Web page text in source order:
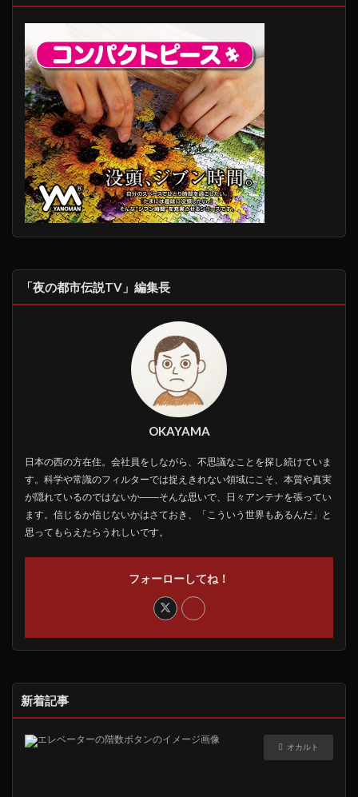
「夜の都市伝説TV」編集長
OKAYAMA
日本の西の方在住。会社員をしながら、不思議なことを探し続けていま
す。科学や常識のフィルターでは捉えきれない領域にこそ、本質や真実
が隠れているのではないか――そんな思いで、日々アンテナを張ってい
ます。信じるか信じないかはさておき、「こういう世界もあるんだ」と
思ってもらえたらうれしいです。
フォーローしてね！
新着記事
オカルト